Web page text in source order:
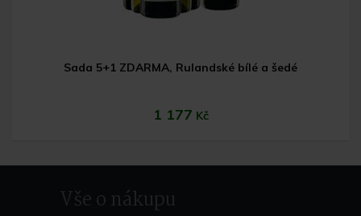
Sada 5+1 ZDARMA, Rulandské bílé a šedé
1 177 Kč
Vše o nákupu